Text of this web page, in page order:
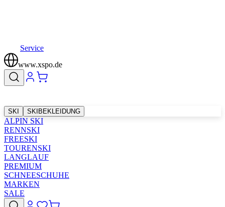
Service
www.xspo.de
SKI SKIBEKLEIDUNG
ALPIN SKI
RENNSKI
FREESKI
TOURENSKI
LANGLAUF
PREMIUM
SCHNEESCHUHE
MARKEN
SALE